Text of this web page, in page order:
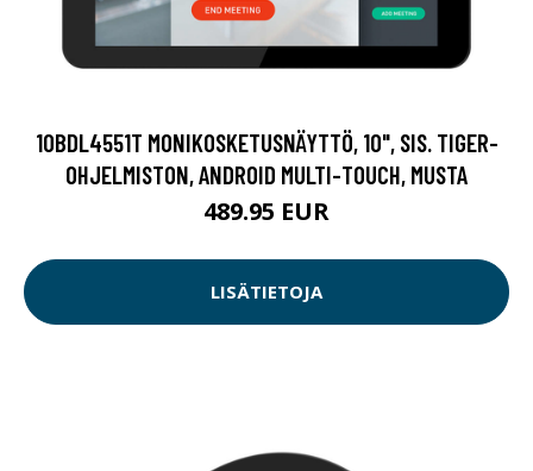
10BDL4551T MONIKOSKETUSNÄYTTÖ, 10", SIS. TIGER-
OHJELMISTON, ANDROID MULTI-TOUCH, MUSTA
489.95 EUR
LISÄTIETOJA